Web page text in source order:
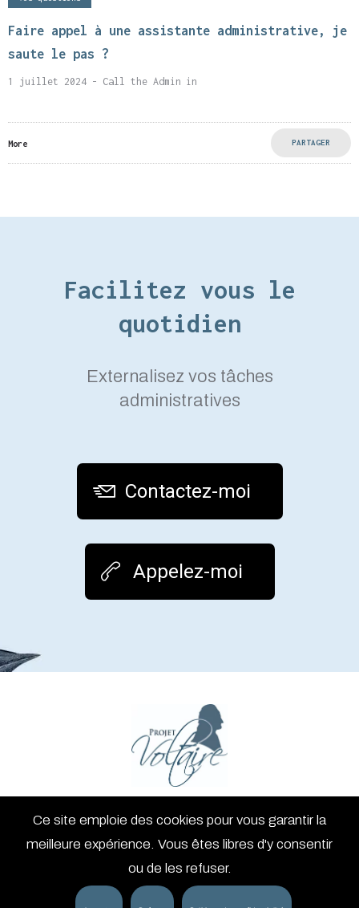
Faire appel à une assistante administrative, je
saute le pas ?
1 juillet 2024 - Call the Admin in
More PARTAGER
Facilitez vous le
quotidien
Externalisez vos tâches
administratives
Contactez-moi
Appelez-moi
CALL THE ADMIN® 2024 | 2026- mentions légales
Ce site emploie des cookies pour vous garantir la
meilleure expérience. Vous êtes libres d'y consentir
ou de les refuser.